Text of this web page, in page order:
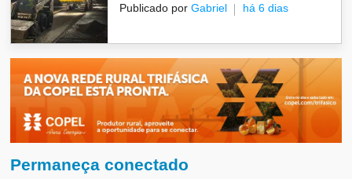
Publicado por Gabriel há 6 dias
Permaneça conectado